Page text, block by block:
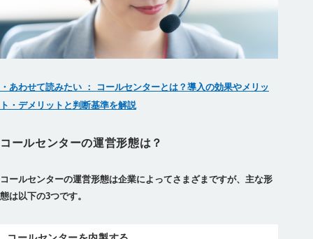
・あわせて読みたい ： コールセンターとは？導入の効果やメリッ
ト・デメリットと判断基準を解説
コールセンターの運営形態は？
コールセンターの運営形態は企業によってさまざまですが、主な形
態は以下の3つです。